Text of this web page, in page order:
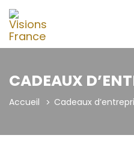
CADEAUX
Accueil Cadeaux